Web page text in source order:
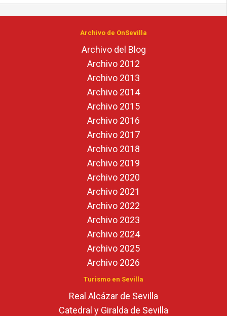
Archivo de OnSevilla
Archivo del Blog
Archivo 2012
Archivo 2013
Archivo 2014
Archivo 2015
Archivo 2016
Archivo 2017
Archivo 2018
Archivo 2019
Archivo 2020
Archivo 2021
Archivo 2022
Archivo 2023
Archivo 2024
Archivo 2025
Archivo 2026
Turismo en Sevilla
Real Alcázar de Sevilla
Catedral y Giralda de Sevilla